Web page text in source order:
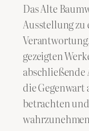
Das Alte
Ausstellung zu
gezeigten
die Gegenwart
betrachten